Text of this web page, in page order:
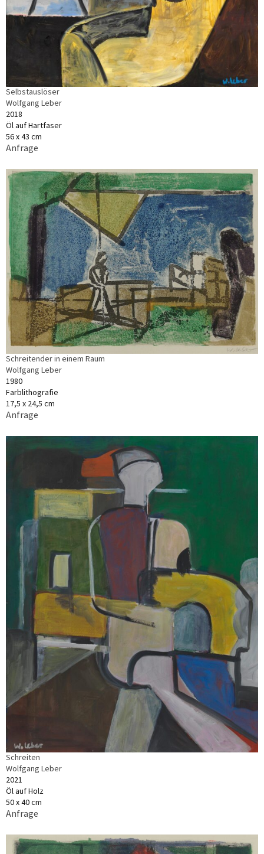
Selbstauslöser
Wolfgang Leber
2018
Öl auf Hartfaser
56 x 43 cm
Anfrage
Schreitender in einem Raum
Wolfgang Leber
1980
Farblithografie
17,5 x 24,5 cm
Anfrage
Schreiten
Wolfgang Leber
2021
Öl auf Holz
50 x 40 cm
Anfrage